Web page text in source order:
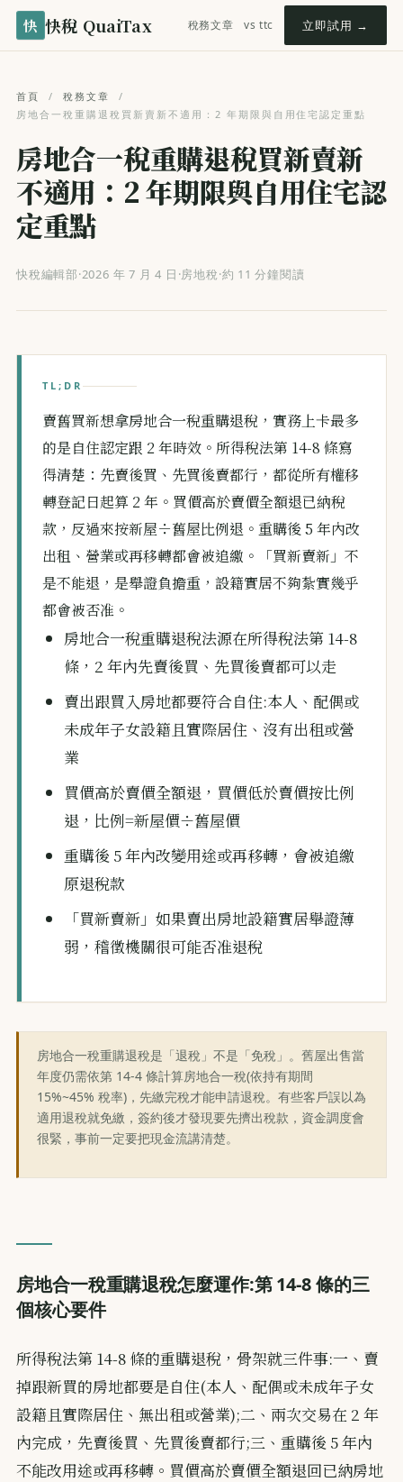
快 快稅 QuaiTax 稅務文章 vs ttc 立即試用 →
首頁 / 稅務文章
/
房地合一稅重購退稅買新賣新不適用：2 年期限與自用住宅認定重點
房地合一稅重購退稅買新賣新
不適用：2 年期限與自用住宅認
定重點
快稅編輯部·2026 年 7 月 4 日 ·房地稅·約 11 分鐘閱讀
TL;DR
賣舊買新想拿房地合一稅重購退稅，實務上卡最多
的是自住認定跟 2 年時效。所得稅法第 14-8 條寫
得清楚：先賣後買、先買後賣都行，都從所有權移
轉登記日起算 2 年。買價高於賣價全額退已納稅
款，反過來按新屋÷舊屋比例退。重購後 5 年內改
出租、營業或再移轉都會被追繳。「買新賣新」不
是不能退，是舉證負擔重，設籍實居不夠紮實幾乎
都會被否准。
房地合一稅重購退稅法源在所得稅法第 14-8
條，2 年內先賣後買、先買後賣都可以走
賣出跟買入房地都要符合自住:本人、配偶或
未成年子女設籍且實際居住、沒有出租或營
業
買價高於賣價全額退，買價低於賣價按比例
退，比例=新屋價÷舊屋價
重購後 5 年內改變用途或再移轉，會被追繳
原退稅款
「買新賣新」如果賣出房地設籍實居舉證薄
弱，稽徵機關很可能否准退稅
房地合一稅重購退稅是「退稅」不是「免稅」。舊屋出售當
年度仍需依第 14-4 條計算房地合一稅(依持有期間
15%~45% 稅率)，先繳完稅才能申請退稅。有些客戶誤以為
適用退稅就免繳，簽約後才發現要先擠出稅款，資金調度會
很緊，事前一定要把現金流講清楚。
房地合一稅重購退稅怎麼運作:第 14-8 條的三
個核心要件
所得稅法第 14-8 條的重購退稅，骨架就三件事:一、賣
掉跟新買的房地都要是自住(本人、配偶或未成年子女
設籍且實際居住、無出租或營業);二、兩次交易在 2 年
內完成，先賣後買、先買後賣都行;三、重購後 5 年內
不能改用途或再移轉。買價高於賣價全額退回已納房地